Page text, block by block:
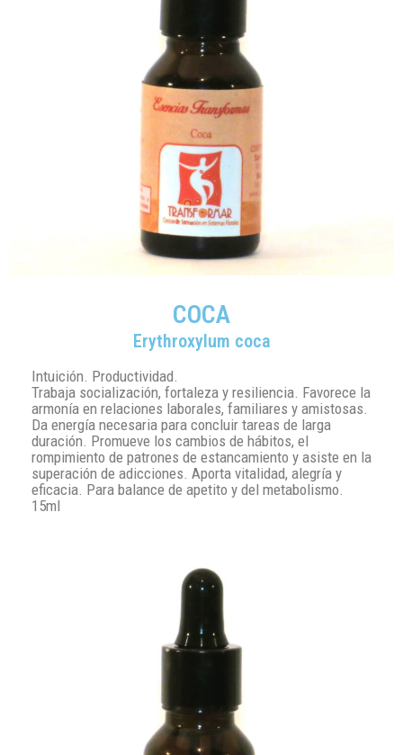
COCA
Erythroxylum coca
Intuición. Productividad.
Trabaja socialización, fortaleza y resiliencia. Favorece la
armonía en relaciones laborales, familiares y amistosas.
Da energía necesaria para concluir tareas de larga
duración. Promueve los cambios de hábitos, el
rompimiento de patrones de estancamiento y asiste en la
superación de adicciones. Aporta vitalidad, alegría y
eficacia. Para balance de apetito y del metabolismo.
15ml